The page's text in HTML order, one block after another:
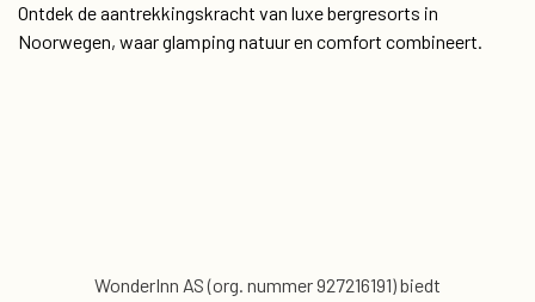
Ontdek de aantrekkingskracht van luxe bergresorts in
Noorwegen, waar glamping natuur en comfort combineert.
WonderInn AS (org. nummer 927216191) biedt